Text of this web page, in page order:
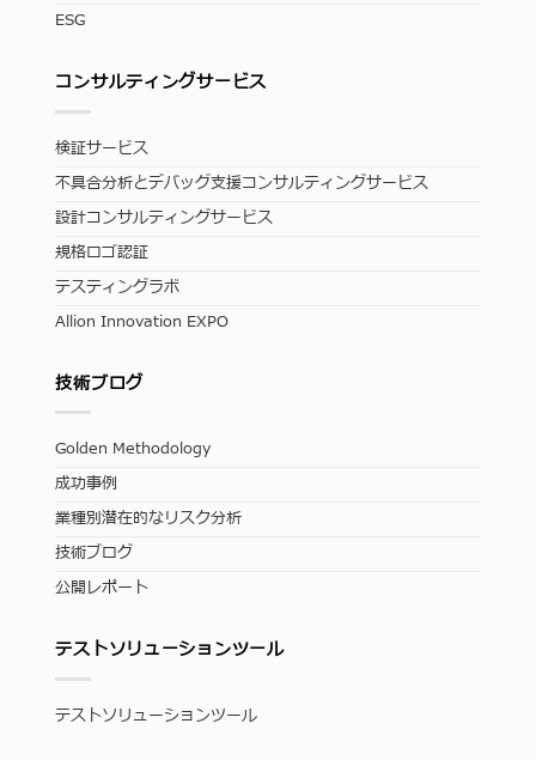
ESG
コンサルティングサービス
検証サービス
不具合分析とデバッグ支援コンサルティングサービス
設計コンサルティングサービス
規格ロゴ認証
テスティングラボ
Allion Innovation EXPO
技術ブログ
Golden Methodology
成功事例
業種別潜在的なリスク分析
技術ブログ
公開レポート
テストソリューションツール
テストソリューションツール